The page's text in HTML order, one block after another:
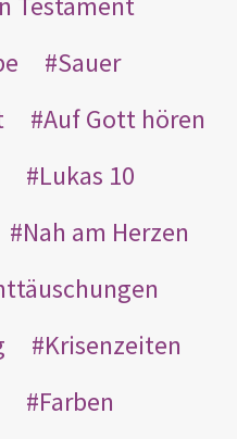
Sauer
Auf Gott hören
Lukas 10
Nah am Herzen
Krisenzeiten
Farben